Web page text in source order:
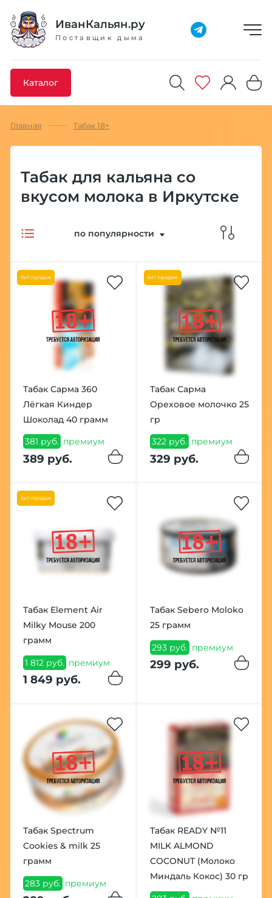
ИванКальян.ру
Поставщик дыма
Каталог
Добавлено максимальное кол-во товара
Главная Табак 18+
Табак для кальяна со
вкусом молока в Иркутске
по популярности
Хит продаж
Табак Сарма 360
Лёгкая Киндер
Шоколад 40 грамм
381 руб. премиум
389 руб.
Хит продаж
Табак Сарма
Ореховое молочко 25
гр
322 руб. премиум
329 руб.
Хит продаж
Табак Element Air
Milky Mouse 200
грамм
1 812 руб. премиум
1 849 руб.
Табак Sebero Moloko
25 грамм
293 руб. премиум
299 руб.
Табак Spectrum
Cookies & milk 25
грамм
283 руб. премиум
Табак READY №11
MILK ALMOND
COCONUT (Молоко
Миндаль Кокос) 30 гр